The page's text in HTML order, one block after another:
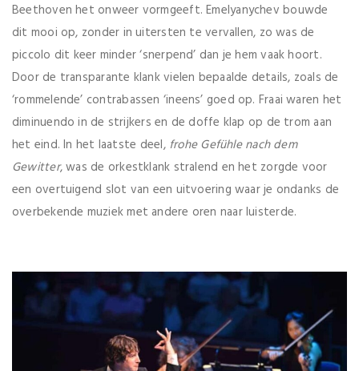
Beethoven het onweer vormgeeft. Emelyanychev bouwde
dit mooi op, zonder in uitersten te vervallen, zo was de
piccolo dit keer minder ‘snerpend’ dan je hem vaak hoort.
Door de transparante klank vielen bepaalde details, zoals de
‘rommelende’ contrabassen ‘ineens’ goed op. Fraai waren het
diminuendo in de strijkers en de doffe klap op de trom aan
het eind. In het laatste deel, frohe Gefühle nach dem
Gewitter, was de orkestklank stralend en het zorgde voor
een overtuigend slot van een uitvoering waar je ondanks de
overbekende muziek met andere oren naar luisterde.